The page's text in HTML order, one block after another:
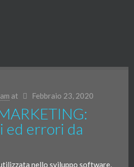
at Febbraio 23, 2020
ed errori da
nello sviluppo software,